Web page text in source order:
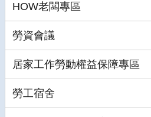
HOW老闆專區
勞資會議
居家工作勞動權益保障專區
勞工宿舍